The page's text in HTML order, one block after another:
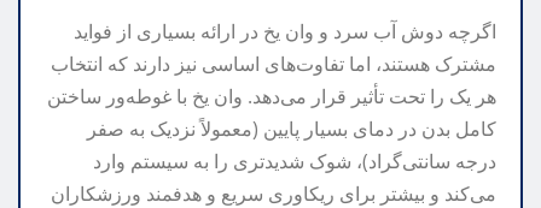
اگرچه دوش آب سرد و وان یخ در ارائه بسیاری از فواید
مشترک هستند، اما تفاوت‌های اساسی نیز دارند که انتخاب
هر یک را تحت تأثیر قرار می‌دهد. وان یخ با غوطه‌ور ساختن
کامل بدن در دمای بسیار پایین (معمولاً نزدیک به صفر
درجه سانتی‌گراد)، شوک شدیدتری را به سیستم وارد
می‌کند و بیشتر برای ریکاوری سریع و هدفمند ورزشکاران